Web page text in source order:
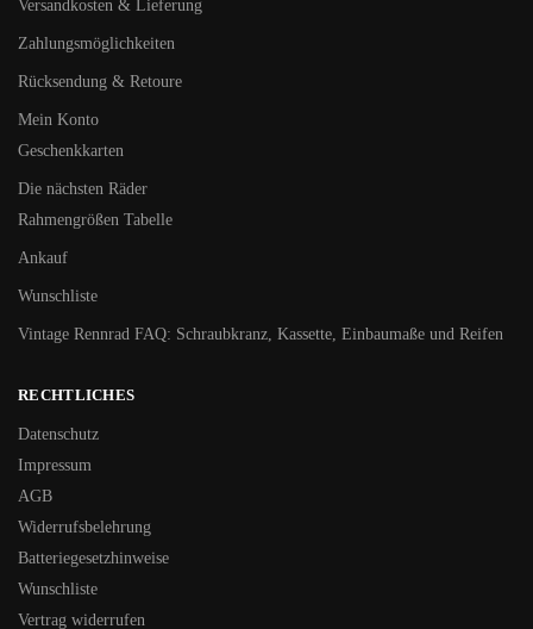
Versandkosten & Lieferung
Zahlungsmöglichkeiten
Rücksendung & Retoure
Mein Konto
Geschenkkarten
Die nächsten Räder
Rahmengrößen Tabelle
Ankauf
Wunschliste
Vintage Rennrad FAQ: Schraubkranz, Kassette, Einbaumaße und Reifen
RECHTLICHES
Datenschutz
Impressum
AGB
Widerrufsbelehrung
Batteriegesetzhinweise
Wunschliste
Vertrag widerrufen